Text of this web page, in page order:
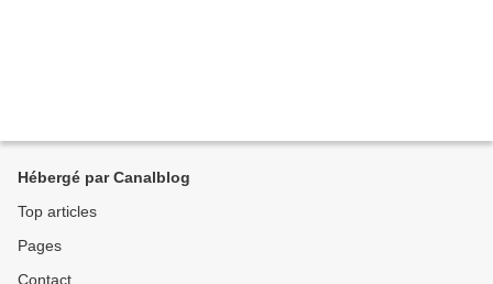
Hébergé par Canalblog
Top articles
Pages
Contact